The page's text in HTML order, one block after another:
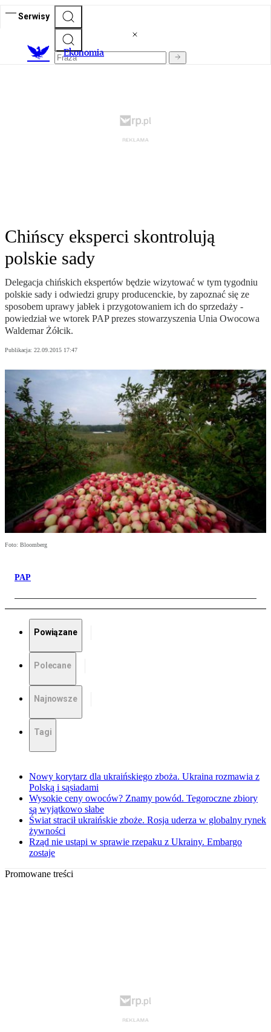
Serwisy
Ekonomia
Chińscy eksperci skontrolują
polskie sady
Delegacja chińskich ekspertów będzie wizytować w tym tygodniu
polskie sady i odwiedzi grupy producenckie, by zapoznać się ze
sposobem uprawy jabłek i przygotowaniem ich do sprzedaży -
powiedział we wtorek PAP prezes stowarzyszenia Unia Owocowa
Waldemar Żółcik.
Publikacja: 22.09.2015 17:47
Foto: Bloomberg
PAP
Powiązane
Polecane
Najnowsze
Tagi
Nowy korytarz dla ukraińskiego zboża. Ukraina rozmawia z
Polską i sąsiadami
Wysokie ceny owoców? Znamy powód. Tegoroczne zbiory
są wyjątkowo słabe
Świat stracił ukraińskie zboże. Rosja uderza w globalny rynek
żywności
Rząd nie ustąpi w sprawie rzepaku z Ukrainy. Embargo
zostaje
Promowane treści